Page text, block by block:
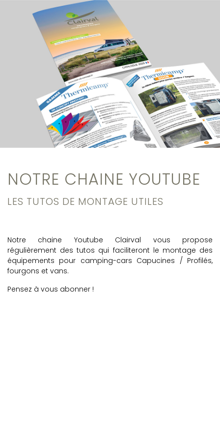
NOTRE CHAINE YOUTUBE
LES TUTOS DE MONTAGE UTILES
Notre chaine Youtube Clairval vous propose
régulièrement des tutos qui faciliteront le montage des
équipements pour camping-cars Capucines / Profilés,
fourgons et vans.
Pensez à vous abonner !